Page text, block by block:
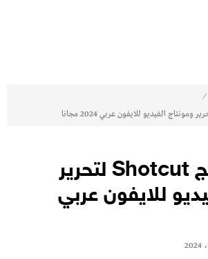
⁄
تحميل برنامج Shotcut لتحرير
للايفون عربي